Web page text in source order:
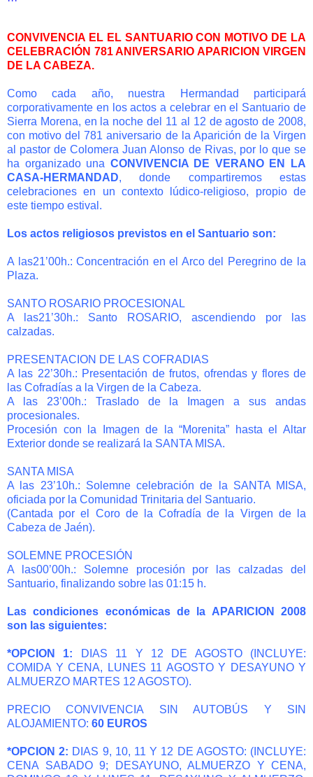
CONVIVENCIA EL EL SANTUARIO CON MOTIVO DE LA
CELEBRACIÓN 781 ANIVERSARIO APARICION VIRGEN
DE LA CABEZA.
Como cada año, nuestra Hermandad participará
corporativamente en los actos a celebrar en el Santuario de
Sierra Morena, en la noche del 11 al 12 de agosto de 2008,
con motivo del 781 aniversario de la Aparición de la Virgen
al pastor de Colomera Juan Alonso de Rivas, por lo que se
ha organizado una CONVIVENCIA DE VERANO EN LA
CASA-HERMANDAD, donde compartiremos estas
celebraciones en un contexto lúdico-religioso, propio de
este tiempo estival.
Los actos religiosos previstos en el Santuario son:
A las21’00h.: Concentración en el Arco del Peregrino de la
Plaza.
SANTO ROSARIO PROCESIONAL
A las21’30h.: Santo ROSARIO, ascendiendo por las
calzadas.
PRESENTACION DE LAS COFRADIAS
A las 22’30h.: Presentación de frutos, ofrendas y flores de
las Cofradías a la Virgen de la Cabeza.
A las 23’00h.: Traslado de la Imagen a sus andas
procesionales.
Procesión con la Imagen de la “Morenita” hasta el Altar
Exterior donde se realizará la SANTA MISA.
SANTA MISA
A las 23’10h.: Solemne celebración de la SANTA MISA,
oficiada por la Comunidad Trinitaria del Santuario.
(Cantada por el Coro de la Cofradía de la Virgen de la
Cabeza de Jaén).
SOLEMNE PROCESIÓN
A las00’00h.: Solemne procesión por las calzadas del
Santuario, finalizando sobre las 01:15 h.
Las condiciones económicas de la APARICION 2008
son las siguientes:
*OPCION 1: DIAS 11 Y 12 DE AGOSTO (INCLUYE:
COMIDA Y CENA, LUNES 11 AGOSTO Y DESAYUNO Y
ALMUERZO MARTES 12 AGOSTO).
PRECIO CONVIVENCIA SIN AUTOBÚS Y SIN
ALOJAMIENTO: 60 EUROS
*OPCION 2: DIAS 9, 10, 11 Y 12 DE AGOSTO: (INCLUYE:
CENA SABADO 9; DESAYUNO, ALMUERZO Y CENA,